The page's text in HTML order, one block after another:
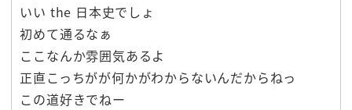
いい the 日本史でしょ
初めて通るなぁ
ここなんか雰囲気あるよ
正直こっちがが何かがわからないんだからねっ
この道好きでねー